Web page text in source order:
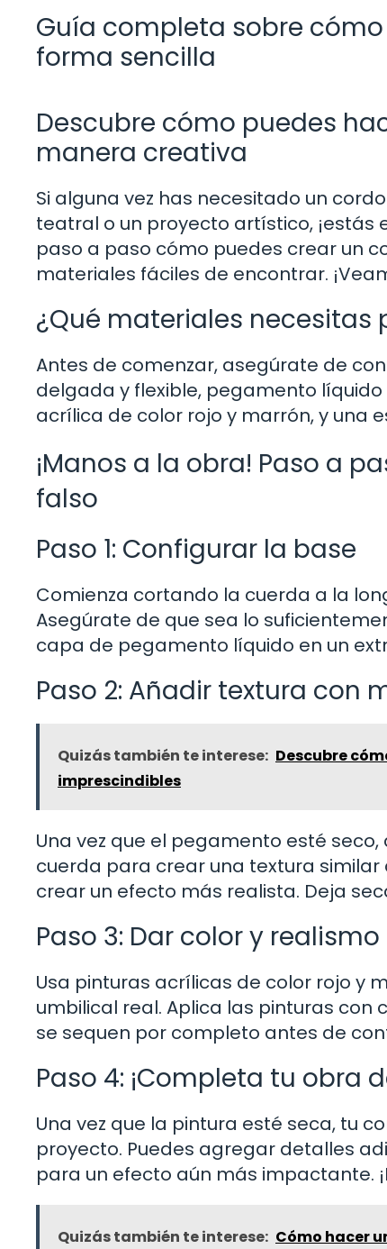
Guía completa sobre
forma sencilla
Descubre cómo puedes
manera creativa
Si alguna vez has necesitado un
teatral o un proyecto artístico, ¡estás
paso a paso cómo puedes crear un
materiales fáciles de encontrar.
¿Qué materiales
Antes de comenzar, asegúrate de
delgada y flexible, pegamento
acrílica de color rojo y marrón, y una
¡Manos a la obra! Paso a
falso
Paso 1: Configurar la base
Comienza cortando la cuerda a la
Asegúrate de que sea lo
capa de pegamento líquido en un
Paso 2: Añadir textura con
Quizás también te interese: Descubre
imprescindibles
Una vez que el pegamento esté
cuerda para crear una textura similar
crear un efecto más realista. Deja
Paso 3: Dar color y realismo
Usa pinturas acrílicas de color rojo y
umbilical real. Aplica las pinturas
se sequen por completo antes de
Paso 4: ¡Completa tu obra
Una vez que la pintura esté seca, tu
proyecto. Puedes agregar detalles
para un efecto aún más impactante.
Quizás también te interese: Cómo hacer